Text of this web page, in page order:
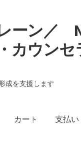
ーン／
カウン
成を支援します
カート 支払い